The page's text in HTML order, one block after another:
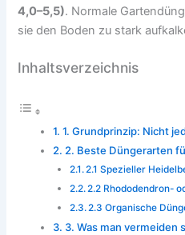
4,0–5,5). Normale
sie den Boden zu stark
Inhaltsverzeichnis
1. Grundprinzip: Nicht
2. Beste Düngerarten
2.1 Spezieller
2.2 Rhododendron-
2.3 Organische
3. Was man vermeiden